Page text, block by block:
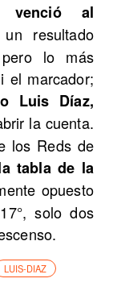
venció al
resultado
lo más
el marcador;
Luis Díaz,
la cuenta.
los Reds de
tabla de la
opuesto
solo dos
LUIS-DIAZ